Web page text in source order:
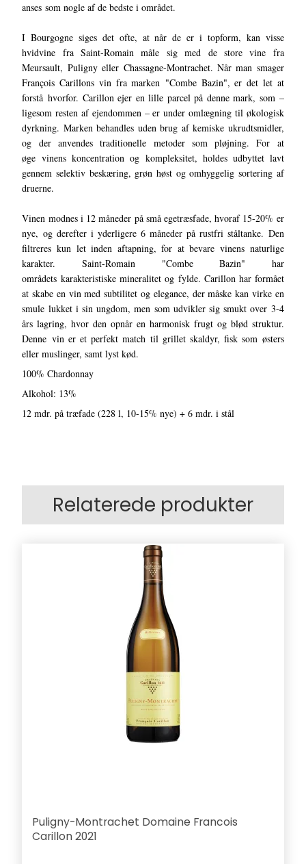
anses som nogle af de bedste i området.
I Bourgogne siges det ofte, at når de er i topform, kan visse
hvidvine fra Saint-Romain måle sig med de store vine fra
Meursault, Puligny eller Chassagne-Montrachet. Når man smager
François Carillons vin fra marken "Combe Bazin", er det let at
forstå hvorfor. Carillon ejer en lille parcel på denne mark, som –
ligesom resten af ejendommen – er under omlægning til økologisk
dyrkning. Marken behandles uden brug af kemiske ukrudtsmidler,
og der anvendes traditionelle metoder som pløjning. For at
øge vinens koncentration og kompleksitet, holdes udbyttet lavt
gennem selektiv beskæring, grøn høst og omhyggelig sortering af
druerne.
Vinen modnes i 12 måneder på små egetræsfade, hvoraf 15-20% er
nye, og derefter i yderligere 6 måneder på rustfri ståltanke. Den
filtreres kun let inden aftapning, for at bevare vinens naturlige
karakter. Saint-Romain "Combe Bazin" har
områdets karakteristiske mineralitet og fylde. Carillon har formået
at skabe en vin med subtilitet og elegance, der måske kan virke en
smule lukket i sin ungdom, men som udvikler sig smukt over 3-4
års lagring, hvor den opnår en harmonisk frugt og blød struktur.
Denne vin er et perfekt match til grillet skaldyr, fisk som østers
eller muslinger, samt lyst kød.
100% Chardonnay
Alkohol: 13%
12 mdr. på træfade (228 l, 10-15% nye) + 6 mdr. i stål
Relaterede produkter
Puligny-Montrachet Domaine Francois
Carillon 2021